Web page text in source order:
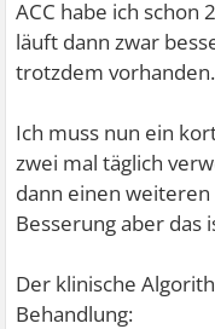
ACC habe ich schon
läuft dann zwar
trotzdem vorhanden.
Ich muss nun ein
zwei mal täglich
dann einen
Besserung aber das
Der klinische
Behandlung: